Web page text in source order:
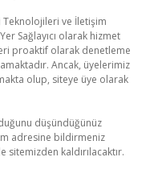
Teknolojileri ve İletişim
Sağlayıcı olarak hizmet
proaktif olarak denetleme
Ancak, üyelerimiz
olup, siteye üye olarak
düşündüğünüz
adresine bildirmeniz
kaldırılacaktır.